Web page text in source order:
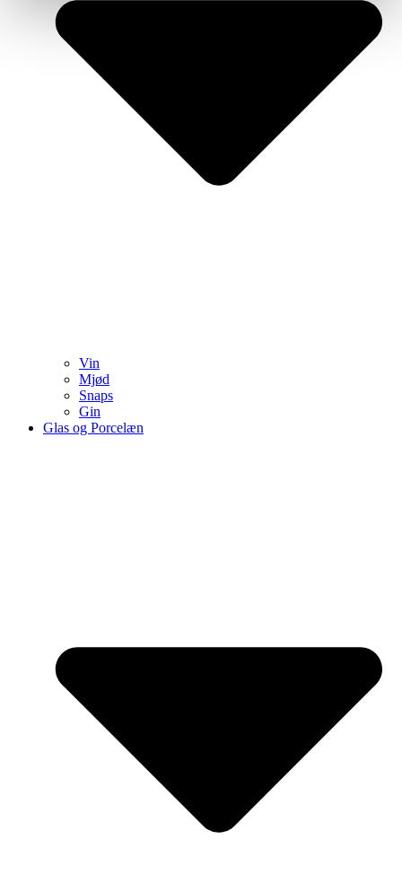
Vin
Mjød
Snaps
Gin
Glas og Porcelæn